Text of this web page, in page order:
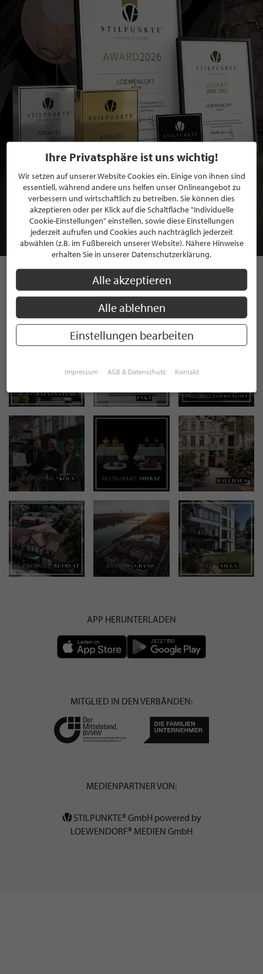
BEWERBEN SIE SICH FÜR EINE GRATIS
MITGLIEDSCHAFT BEI STILPUNKTE®
JETZT GRATIS BEWERBEN
STILPUNKTE AUF
INSTAGRAM
APP HERUNTERLADEN
MITGLIED IN DEN VERBÄNDEN:
MEDIENPARTNER VON:
STILPUNKTE® GmbH powered by
LOEWENDORF® MEDIEN GmbH
Ihre Privatsphäre ist uns wichtig!
Wir setzen auf unserer Website Cookies ein. Einige von ihnen sind
essentiell, während andere uns helfen unser Onlineangebot zu
verbessern und wirtschaftlich zu betreiben. Sie können dies
akzeptieren oder per Klick auf die Schaltfläche "Individuelle
Cookie-Einstellungen" einstellen, sowie diese Einstellungen
jederzeit aufrufen und Cookies auch nachträglich jederzeit
abwählen (z.B. im Fußbereich unserer Website). Nähere Hinweise
erhalten Sie in unserer Datenschutzerklärung.
Alle akzeptieren
Alle ablehnen
Einstellungen bearbeiten
Impressum AGB & Datenschutz Kontakt